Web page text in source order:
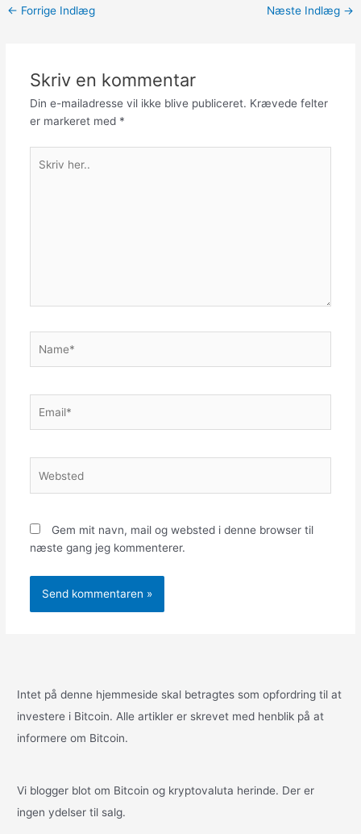
← Forrige Indlæg Næste Indlæg →
Skriv en kommentar
Din e-mailadresse vil ikke blive publiceret. Krævede felter
er markeret med *
her..
Gem mit navn, mail og websted i denne browser til
næste gang jeg kommenterer.
Intet på denne hjemmeside skal betragtes som opfordring til at
investere i Bitcoin. Alle artikler er skrevet med henblik på at
informere om Bitcoin.
Vi blogger blot om Bitcoin og kryptovaluta herinde. Der er
ingen ydelser til salg.